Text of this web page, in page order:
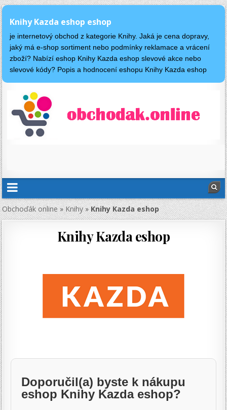
Knihy Kazda eshop eshop
je internetový obchod z kategorie Knihy. Jaká je cena dopravy,
jaký má e-shop sortiment nebo podmínky reklamace a vrácení
zboží? Nabízí eshop Knihy Kazda eshop slevové akce nebo
slevové kódy? Popis a hodnocení eshopu Knihy Kazda eshop
Obchoďák online»Knihy»Knihy Kazda eshop
Knihy Kazda eshop
Doporučil(a) byste k nákupu
eshop Knihy Kazda eshop?